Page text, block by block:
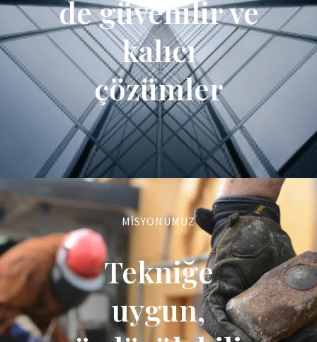
de güvenilir ve
kalıcı
çözümler
MISYONUMUZ
Tekniğe
uygun,